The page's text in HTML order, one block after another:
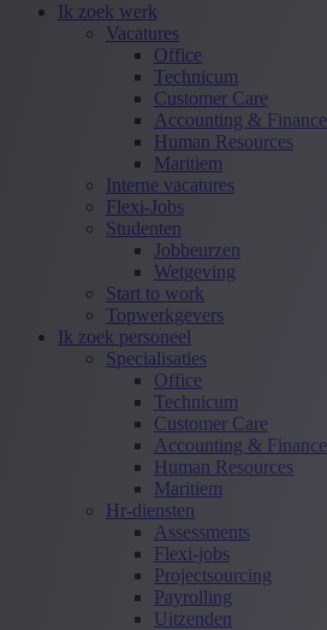
Ik zoek werk
Vacatures
Office
Technicum
Customer Care
Accounting & Finance
Human Resources
Maritiem
Interne vacatures
Flexi-Jobs
Studenten
Jobbeurzen
Wetgeving
Start to work
Topwerkgevers
Ik zoek personeel
Specialisaties
Office
Technicum
Customer Care
Accounting & Finance
Human Resources
Maritiem
Hr-diensten
Assessments
Flexi-jobs
Projectsourcing
Payrolling
Uitzenden